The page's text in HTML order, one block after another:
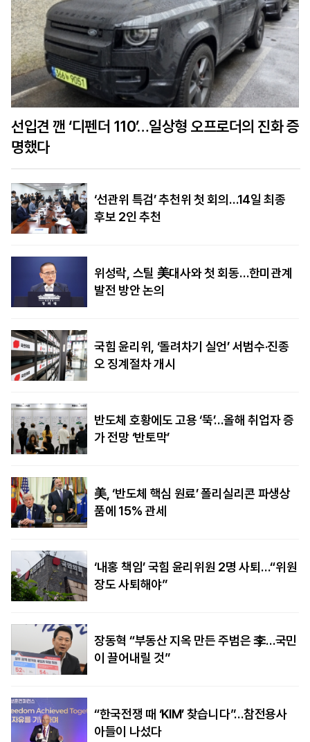
선입견 깬 ‘디펜더 110’…일상형 오프로더의 진화 증
명했다
‘선관위 특검’ 추천위 첫 회의…14일 최종
후보 2인 추천
위성락, 스틸 美대사와 첫 회동…한미관계
발전 방안 논의
국힘 윤리위, ‘돌려차기 실언’ 서범수·진종
오 징계절차 개시
반도체 호황에도 고용 ‘뚝’…올해 취업자 증
가 전망 ‘반토막’
美, ‘반도체 핵심 원료’ 폴리실리콘 파생상
품에 15% 관세
‘내홍 책임’ 국힘 윤리위원 2명 사퇴…“위원
장도 사퇴해야”
장동혁 “부동산 지옥 만든 주범은 李…국민
이 끌어내릴 것”
“한국전쟁 때 ‘KIM’ 찾습니다”…참전용사
아들이 나섰다